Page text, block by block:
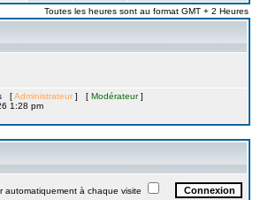
Toutes les heures sont au format GMT + 2 Heures
[Administrateur ] [ Modérateur]
1:28 pm
à chaque visite